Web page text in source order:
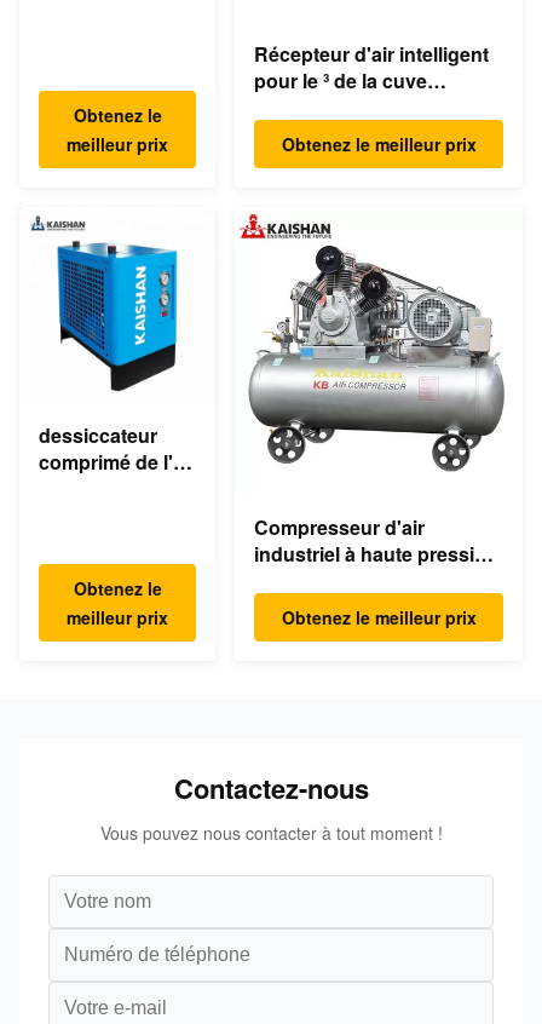
d'air de vis de
55KW 75HP 8bar
350cfm
Obtenez le
meilleur prix
Récepteur d'air intelligent
pour le ³ de la cuve
compresseur/compresseur
d'air 1.0m
Obtenez le meilleur prix
dessiccateur
comprimé de l'air
industriel de
dessiccateur
Obtenez le
meilleur prix
Compresseur d'air
industriel à haute pression
KB15 30Bar 15kw 20hp à
faible bruit
Obtenez le meilleur prix
Contactez-nous
Vous pouvez nous contacter à tout moment !